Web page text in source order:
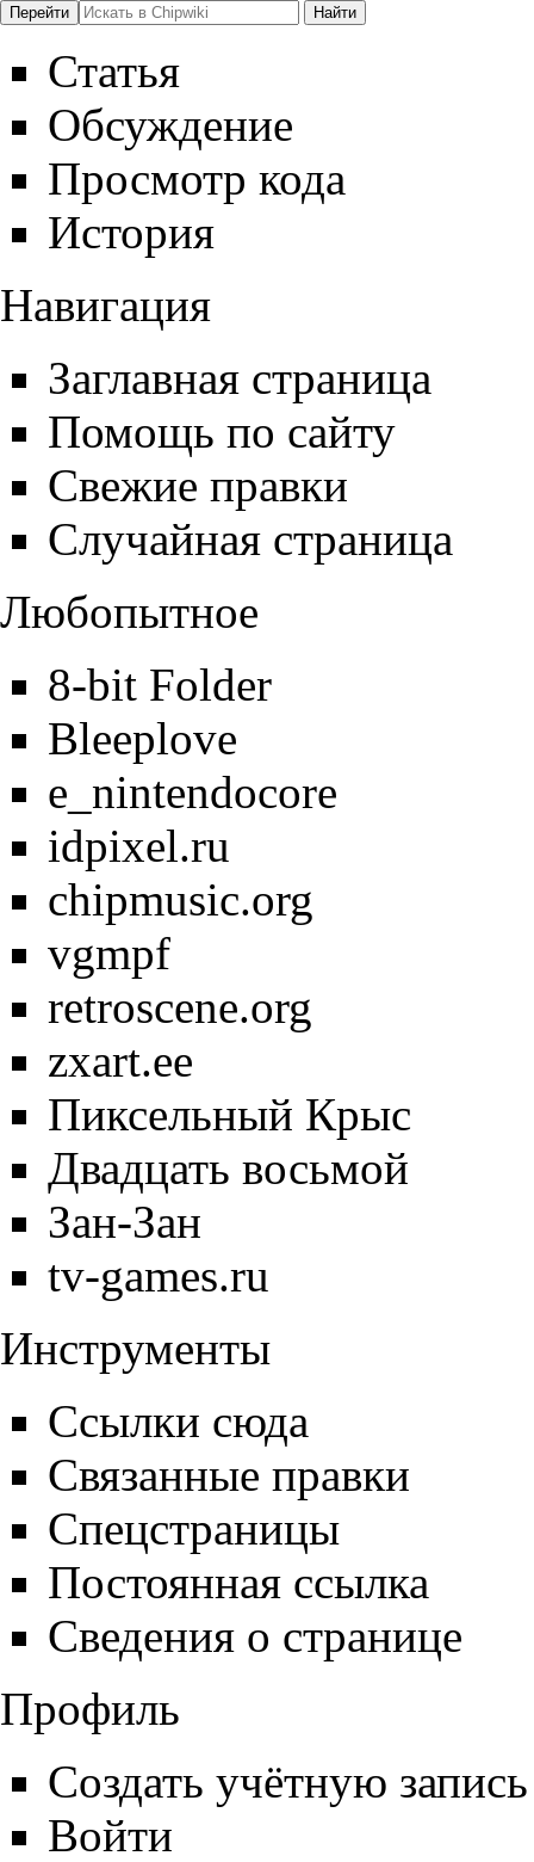
Статья
Обсуждение
Просмотр кода
История
Навигация
Заглавная страница
Помощь по сайту
Свежие правки
Случайная страница
Любопытное
8-bit Folder
Bleeplove
e_nintendocore
idpixel.ru
chipmusic.org
vgmpf
retroscene.org
zxart.ee
Пиксельный Крыс
Двадцать восьмой
Зан-Зан
tv-games.ru
Инструменты
Ссылки сюда
Связанные правки
Спецстраницы
Постоянная ссылка
Сведения о странице
Профиль
Создать учётную запись
Войти